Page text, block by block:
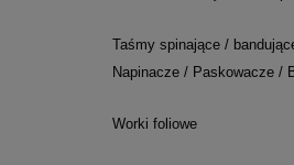
Taśmy spinające /
Napinacze / Paskowacze /
Worki foliowe